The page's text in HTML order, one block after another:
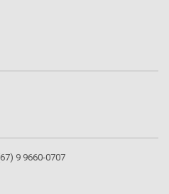
9 9660-0707